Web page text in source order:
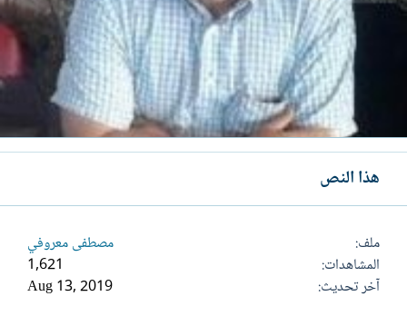
هذا النص
ملف
مصطفى معروفي
المشاهدات
1,621
آخر تحديث
Aug 13, 2019